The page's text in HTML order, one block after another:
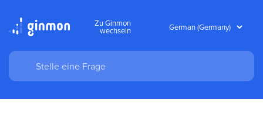
Zu Ginmon
wechseln